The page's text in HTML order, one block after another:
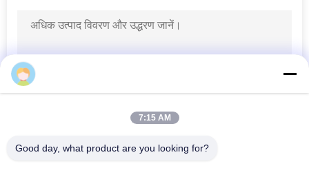
सैन्य कैडेट कैप
25
7:15 AM
Good day, what product are you looking for?